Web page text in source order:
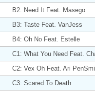
B2: Need It Feat. Masego
B3: Taste Feat. VanJess
B4: Oh No Feat. Estelle
C1: What You Need Feat.
C2: Vex Oh Feat. Ari
C3: Scared To Death